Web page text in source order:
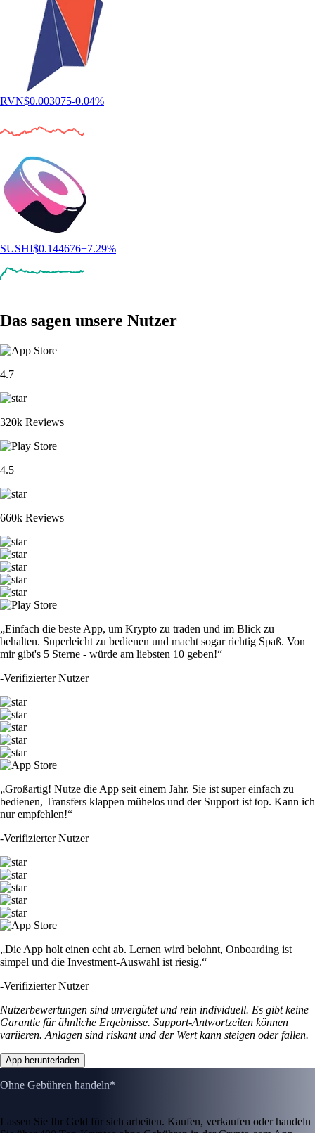
RVN$0.003075-0.04%
SUSHI$0.144676+7.29%
Das sagen unsere Nutzer
4.7
320k Reviews
4.5
660k Reviews
„Einfach die beste App, um Krypto zu traden und im Blick zu
behalten. Superleicht zu bedienen und macht sogar richtig Spaß. Von
mir gibt's 5 Sterne - würde am liebsten 10 geben!“
-Verifizierter Nutzer
„Großartig! Nutze die App seit einem Jahr. Sie ist super einfach zu
bedienen, Transfers klappen mühelos und der Support ist top. Kann ich
nur empfehlen!“
-Verifizierter Nutzer
„Die App holt einen echt ab. Lernen wird belohnt, Onboarding ist
simpel und die Investment-Auswahl ist riesig.“
-Verifizierter Nutzer
Nutzerbewertungen sind unvergütet und rein individuell. Es gibt keine
Garantie für ähnliche Ergebnisse. Support-Antwortzeiten können
variieren. Anlagen sind riskant und der Wert kann steigen oder fallen.
App herunterladen
Ohne Gebühren handeln*
Lassen Sie Ihr Geld für sich arbeiten. Kaufen, verkaufen oder handeln